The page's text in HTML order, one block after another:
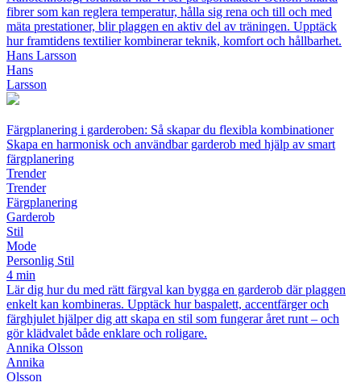
fibrer som kan reglera temperatur, hålla sig rena och till och med
mäta prestationer, blir plaggen en aktiv del av träningen. Upptäck
hur framtidens textilier kombinerar teknik, komfort och hållbarhet.
Hans Larsson
Hans
Larsson
Färgplanering i garderoben: Så skapar du flexibla kombinationer
Skapa en harmonisk och användbar garderob med hjälp av smart
färgplanering
Trender
Trender
Färgplanering
Garderob
Stil
Mode
Personlig Stil
4 min
Lär dig hur du med rätt färgval kan bygga en garderob där plaggen
enkelt kan kombineras. Upptäck hur baspalett, accentfärger och
färghjulet hjälper dig att skapa en stil som fungerar året runt – och
gör klädvalet både enklare och roligare.
Annika Olsson
Annika
Olsson